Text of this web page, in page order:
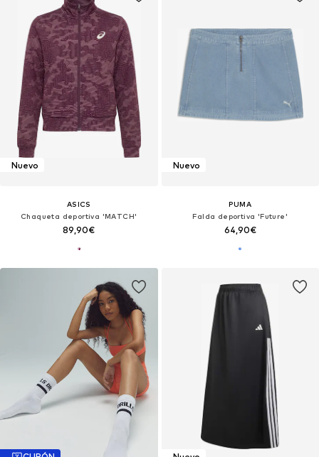
Nuevo
ASICS
Chaqueta deportiva 'MATCH'
89,90€
Nuevo
PUMA
Falda deportiva 'Future'
64,90€